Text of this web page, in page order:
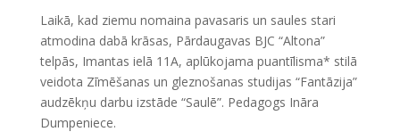
Laikā, kad ziemu nomaina pavasaris un saules stari
atmodina dabā krāsas, Pārdaugavas BJC “Altona”
telpās, Imantas ielā 11A, aplūkojama puantīlisma* stilā
veidota Zīmēšanas un gleznošanas studijas “Fantāzija”
audzēkņu darbu izstāde “Saulē”. Pedagogs Ināra
Dumpeniece.